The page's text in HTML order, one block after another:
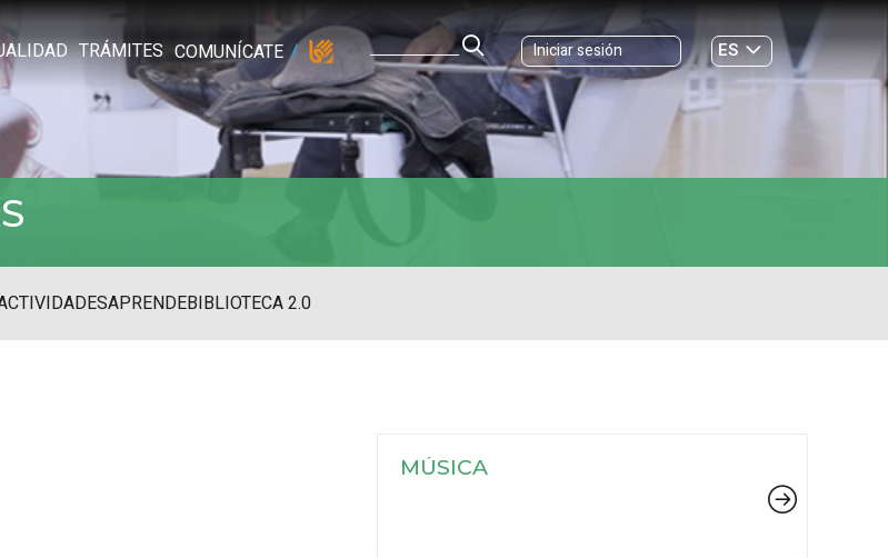
TRÁMITES COMUNÍCATE Iniciar sesión
ES
GL
APRENDEBIBLIOTECA 2.0
MÚSICA